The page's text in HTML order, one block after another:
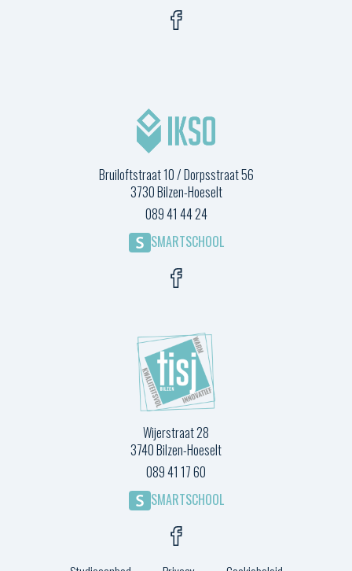
Bruiloftstraat 10 / Dorpsstraat 56
3730 Bilzen-Hoeselt
089 41 44 24
SMARTSCHOOL
Wijerstraat 28
3740 Bilzen-Hoeselt
089 41 17 60
SMARTSCHOOL